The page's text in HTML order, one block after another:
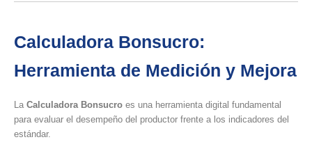
Calculadora Bonsucro:
Herramienta de Medición y Mejora
La Calculadora Bonsucro es una herramienta digital fundamental
para evaluar el desempeño del productor frente a los indicadores del
estándar.